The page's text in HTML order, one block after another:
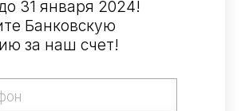
31 января 2024!
Банковскую
за наш счет!